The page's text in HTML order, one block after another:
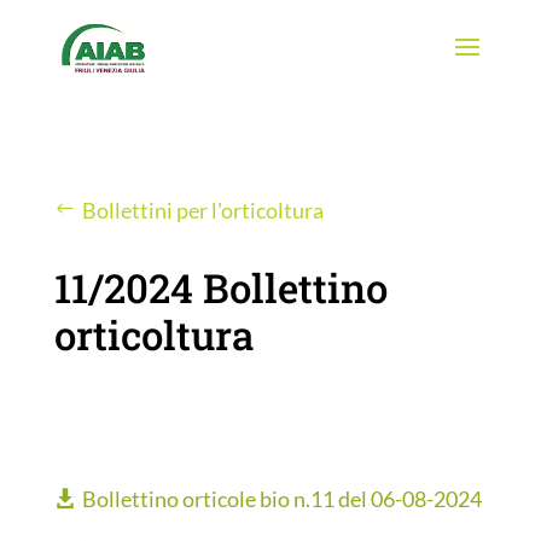
Bollettini per l'orticoltura
11/2024 Bollettino
orticoltura
Bollettino orticole bio n.11 del 06-08-2024